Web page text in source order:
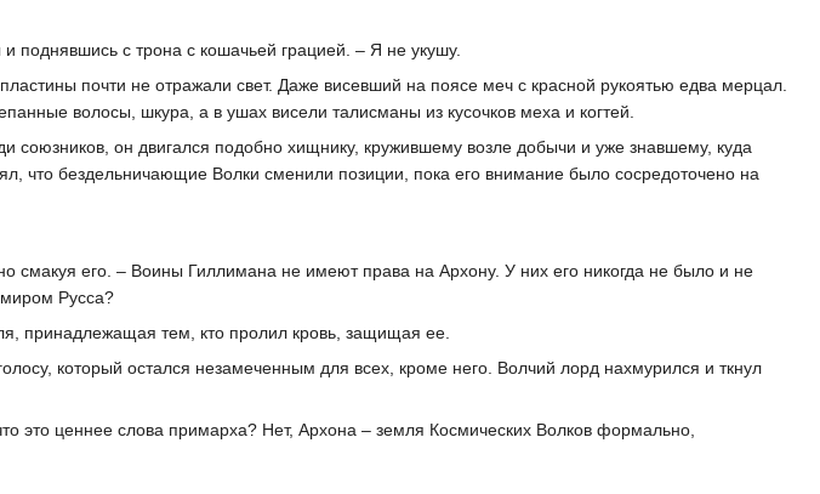
поднявшись с трона с кошачьей грацией. – Я не укушу.
почти не отражали свет. Даже висевший на поясе меч с красной рукоятью едва мерцал.
волосы, шкура, а в ушах висели талисманы из кусочков меха и когтей.
союзников, он двигался подобно хищнику, кружившему возле добычи и уже знавшему, куда
что бездельничающие Волки сменили позиции, пока его внимание было сосредоточено на
смакуя его. – Воины Гиллимана не имеют права на Архону. У них его никогда не было и не
миром Русса?
принадлежащая тем, кто пролил кровь, защищая ее.
который остался незамеченным для всех, кроме него. Волчий лорд нахмурился и ткнул
это ценнее слова примарха? Нет, Архона – земля Космических Волков формально,